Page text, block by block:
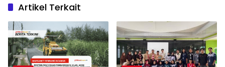
Artikel Terkait